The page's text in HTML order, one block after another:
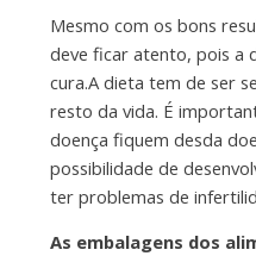
Mesmo com os bons
deve ficar atento, pois a
cura.A dieta tem de ser
resto da vida. É
doença fiquem desda
possibilidade de
ter problemas de
As embalagens dos